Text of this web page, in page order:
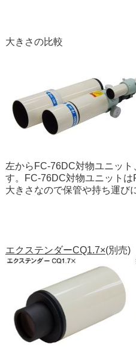
大きさの比較
左からFC-76DC対物ユニッ
す。FC-76DC対物ユニット
大きさなので保管や持ち運び
エクステンダーCQ1.7×(別売)